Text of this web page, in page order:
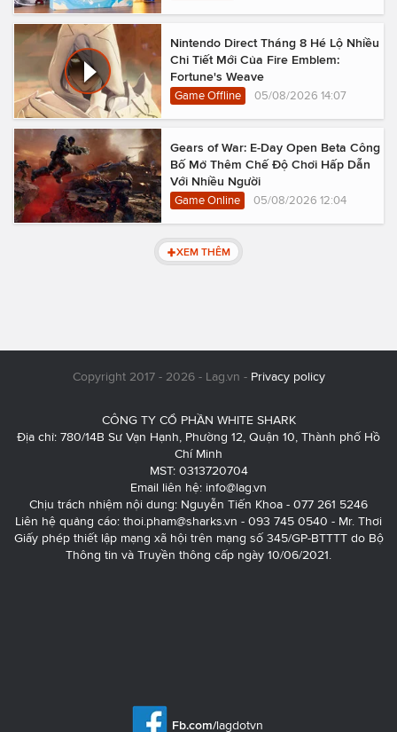
Nintendo Direct Tháng 8 Hé Lộ Nhiều
Chi Tiết Mới Của Fire Emblem:
Fortune's Weave
Game Offline 05/08/2026 14:07
Gears of War: E-Day Open Beta Công
Bố Mở Thêm Chế Độ Chơi Hấp Dẫn
Với Nhiều Người
Game Online 05/08/2026 12:04
XEM THÊM
Copyright 2017 - 2026 - Lag.vn - Privacy policy
CÔNG TY CỔ PHẦN WHITE SHARK
Địa chỉ: 780/14B Sư Vạn Hạnh, Phường 12, Quận 10, Thành phố Hồ
Chí Minh
MST: 0313720704
Email liên hệ: info@lag.vn
Chịu trách nhiệm nội dung: Nguyễn Tiến Khoa - 077 261 5246
Liên hệ quảng cáo: thoi.pham@sharks.vn - 093 745 0540 - Mr. Thơi
Giấy phép thiết lập mạng xã hội trên mạng số 345/GP-BTTTT do Bộ
Thông tin và Truyền thông cấp ngày 10/06/2021.
Fb.com/lagdotvn